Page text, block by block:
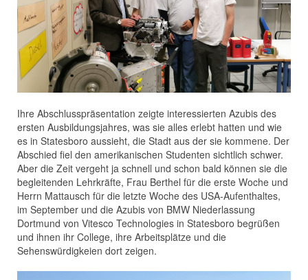
Ihre Abschlusspräsentation zeigte interessierten Azubis des
ersten Ausbildungsjahres, was sie alles erlebt hatten und wie
es in Statesboro aussieht, die Stadt aus der sie kommene. Der
Abschied fiel den amerikanischen Studenten sichtlich schwer.
Aber die Zeit vergeht ja schnell und schon bald können sie die
begleitenden Lehrkräfte, Frau Berthel für die erste Woche und
Herrn Mattausch für die letzte Woche des USA-Aufenthaltes,
im September und die Azubis von BMW Niederlassung
Dortmund von Vitesco Technologies in Statesboro begrüßen
und ihnen ihr College, ihre Arbeitsplätze und die
Sehenswürdigkeien dort zeigen.